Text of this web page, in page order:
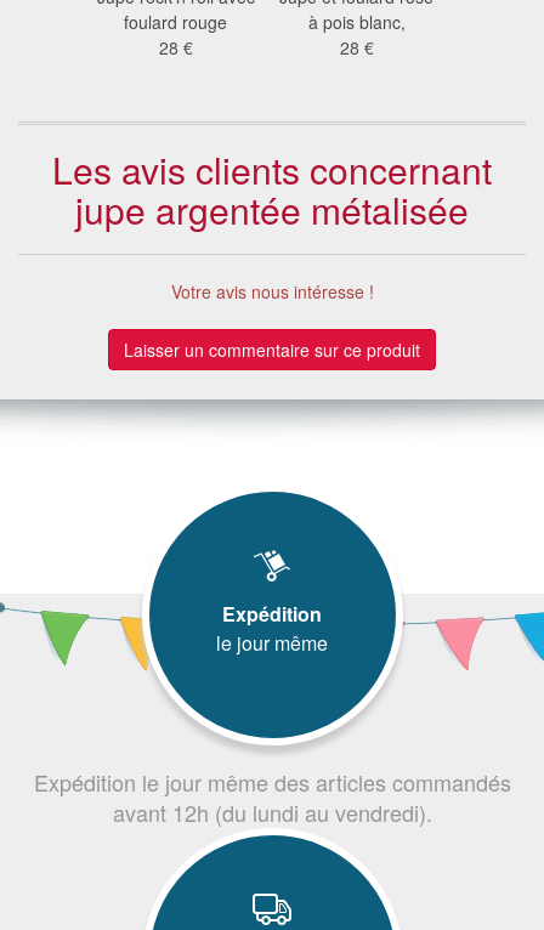
foulard rouge
28 €
à pois blanc,
28 €
Les avis clients concernant
jupe argentée métalisée
Votre avis nous intéresse !
Laisser un commentaire sur ce produit
Expédition
le jour même
Expédition le jour même des articles commandés
avant 12h (du lundi au vendredi).